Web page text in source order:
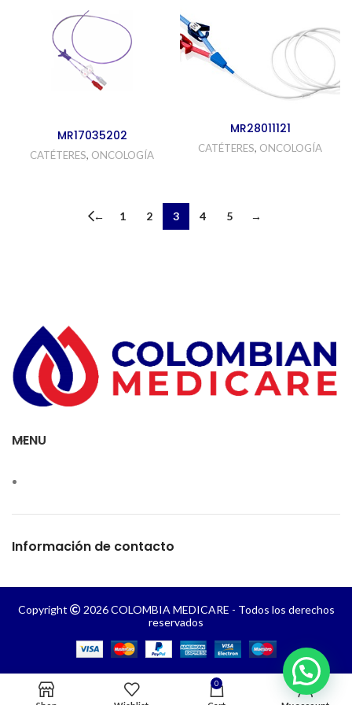
MR17035202
CATÉTERES, ONCOLOGÍA
MR28011121
CATÉTERES, ONCOLOGÍA
← 1 2 3 4 5 →
MENU
Información de contacto
Copyright
2026 COLOMBIA MEDICARE - Todos los derechos
reservados
0